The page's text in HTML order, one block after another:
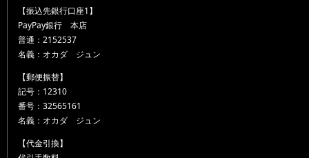
【振込先銀行口座1】
PayPay銀行 本店
普通：2152537
名義：オカダ ジュン
【郵便振替】
記号：12310
番号：32565161
名義：オカダ ジュン
【代金引換】